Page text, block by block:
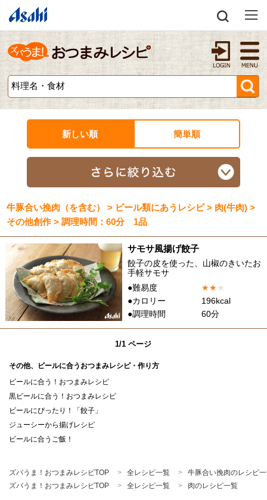
新しい順 簡単順
牛豚合い挽肉（を含む） > ビール類にあうレシピ > 肉(牛肉) >
その他創作 > 調理時間：60分 1品
サモサ風揚げ餃子
餃子の皮を使った、山椒のきいたお
手軽サモサ
●難易度
★★★
●カロリー
196kcal
●調理時間
60分
1/1 ページ
その他、ビールに合うおつまみレシピ・作り方
ビールに合う！おつまみレシピ
黒ビールに合う！おつまみレシピ
ビールにぴったり！「餃子」
ジューシーから揚げレシピ
ビールに合うご飯！
ズバうま！おつまみレシピTOP 全レシピ一覧
牛豚合い挽肉のレシピ
ズバうま！おつまみレシピTOP
全レシピ一覧 肉のレシピ一覧